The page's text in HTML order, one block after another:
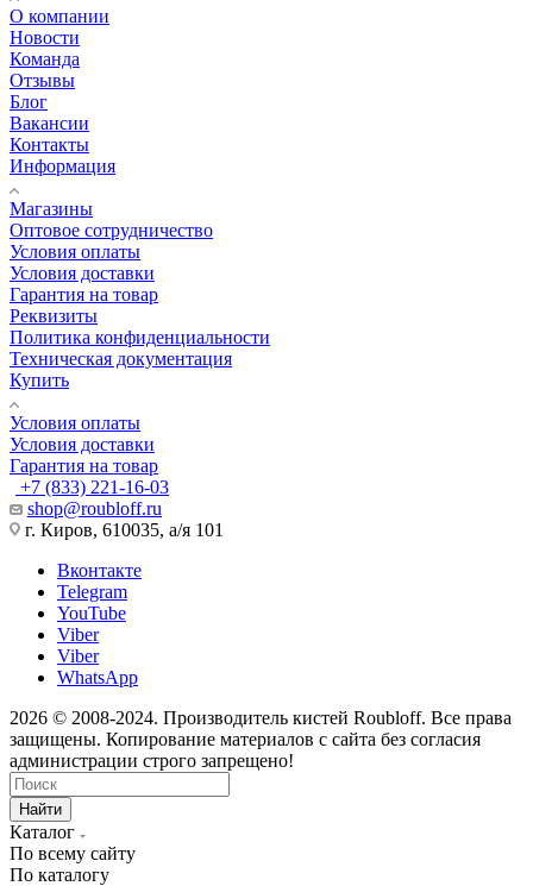
О компании
Новости
Команда
Отзывы
Блог
Вакансии
Контакты
Информация
Магазины
Оптовое сотрудничество
Условия оплаты
Условия доставки
Гарантия на товар
Реквизиты
Политика конфиденциальности
Техническая документация
Купить
Условия оплаты
Условия доставки
Гарантия на товар
+7 (833) 221-16-03
shop@roubloff.ru
г. Киров, 610035, а/я 101
Вконтакте
Telegram
YouTube
Viber
Viber
WhatsApp
2026 © 2008-2024. Производитель кистей Roubloff. Все права
защищены. Копирование материалов с сайта без согласия
администрации строго запрещено!
Найти
Каталог
По всему сайту
По каталогу